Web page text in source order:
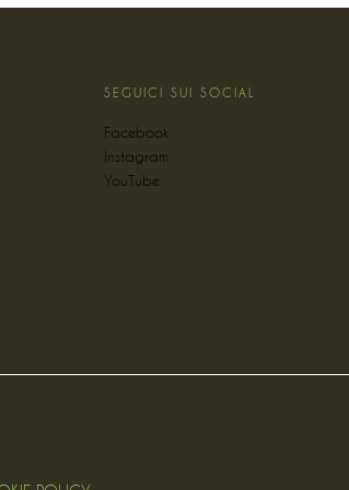
SEGUICI SUI SOCIAL
Facebook
Instagram
YouTube